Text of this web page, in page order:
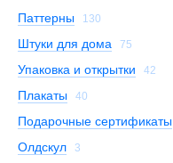
Паттерны 130
Штуки для дома 75
Упаковка и открытки 42
Плакаты 40
Подарочные сертификаты
Олдскул 3